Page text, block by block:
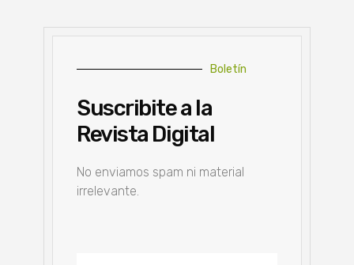
Boletín
Suscribite a la
Revista Digital
No enviamos spam ni material
irrelevante.